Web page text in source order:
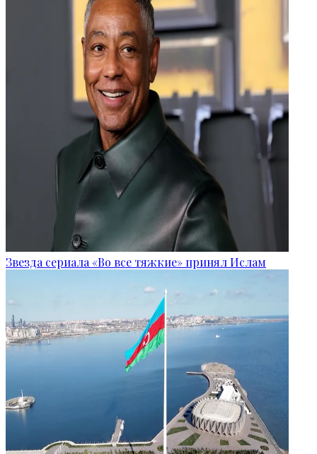
Звезда сериала «Во все тяжкие» принял Ислам